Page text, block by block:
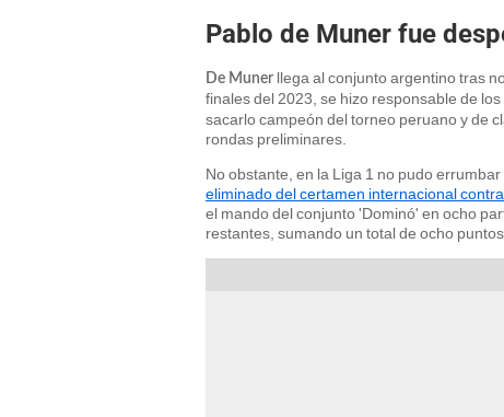
Pablo de Muner fue
De Muner llega al conjunto argentino tras
finales del 2023, se hizo responsable de
sacarlo campeón del torneo peruano y de
rondas preliminares.
No obstante, en la Liga 1 no pudo
eliminado del certamen internacional
el mando del conjunto 'Dominó' en ocho
restantes, sumando un total de ocho